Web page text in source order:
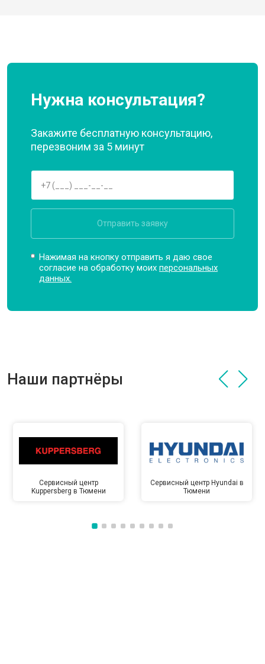
Нужна консультация?
Закажите бесплатную консультацию,
перезвоним за 5 минут
Отправить заявку
Нажимая на кнопку отправить я даю свое
согласие на обработку моихперсональных
данных.
Наши партнёры
Сервисный центр
Kuppersberg в Тюмени
Сервисный центр Hyundai в
Тюмени